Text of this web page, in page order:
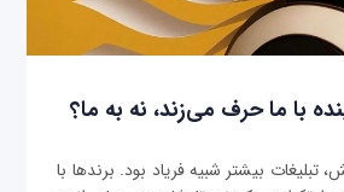
با ما حرف می‌زند، نه به ما؟
بیشتر شبیه فریاد بود. برندها با